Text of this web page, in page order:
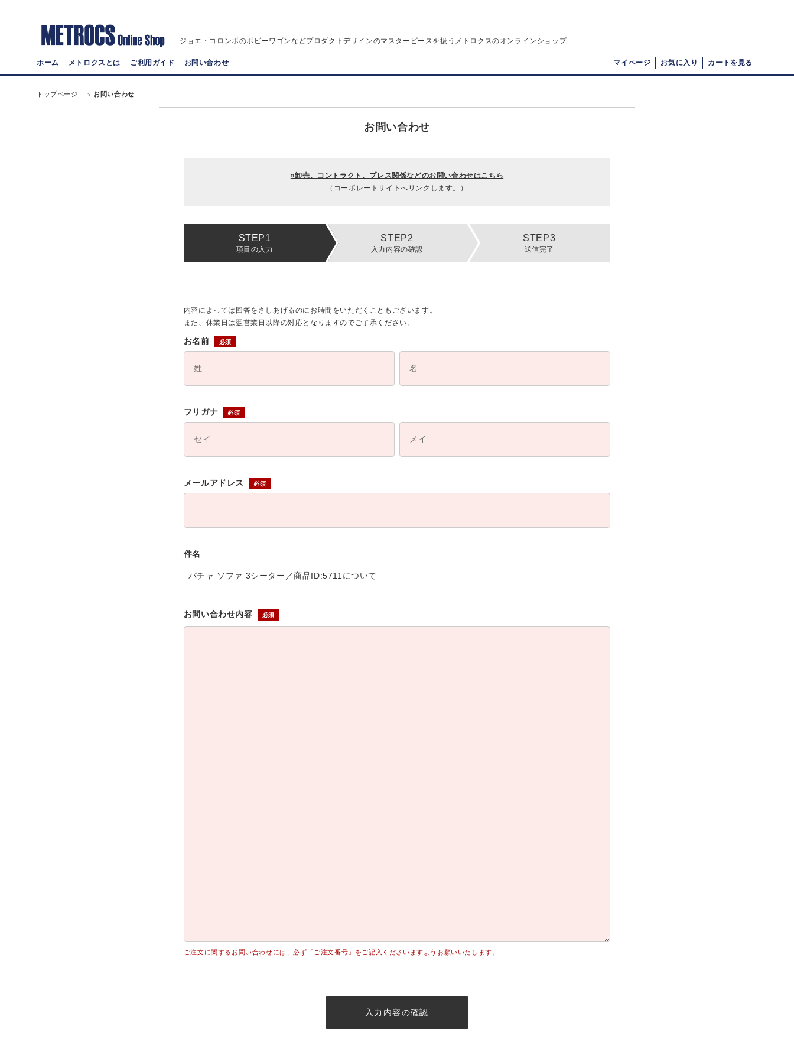
ジョエ・コロンボのボビーワゴンなどプロダクトデザインのマスターピースを扱うメトロクスのオンラインショップ
ホーム メトロクスとは ご利用ガイド お問い合わせ マイページ お気に入り カートを見る
トップページ お問い合わせ
お問い合わせ
»卸売、コントラクト、プレス関係などのお問い合わせはこちら
（コーポレートサイトへリンクします。）
項目の入力 入力内容の確認 送信完了
内容によっては回答をさしあげるのにお時間をいただくこともございます。
また、休業日は翌営業日以降の対応となりますのでご了承ください。
お名前
フリガナ
メールアドレス
件名
パチャ ソファ 3シーター／商品ID:5711について
お問い合わせ内容
ご注文に関するお問い合わせには、必ず「ご注文番号」をご記入くださいますようお願いいたします。
入力内容の確認